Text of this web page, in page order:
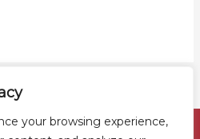
your browsing experience,